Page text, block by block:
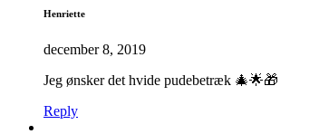
Henriette
december 8, 2019
Jeg ønsker det hvide pudebetræk 🎄🌟🎁
Reply